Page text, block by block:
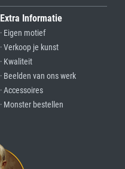
Extra Informatie
· Eigen motief
· Verkoop je kunst
· Kwaliteit
· Beelden van ons werk
· Accessoires
· Monster bestellen